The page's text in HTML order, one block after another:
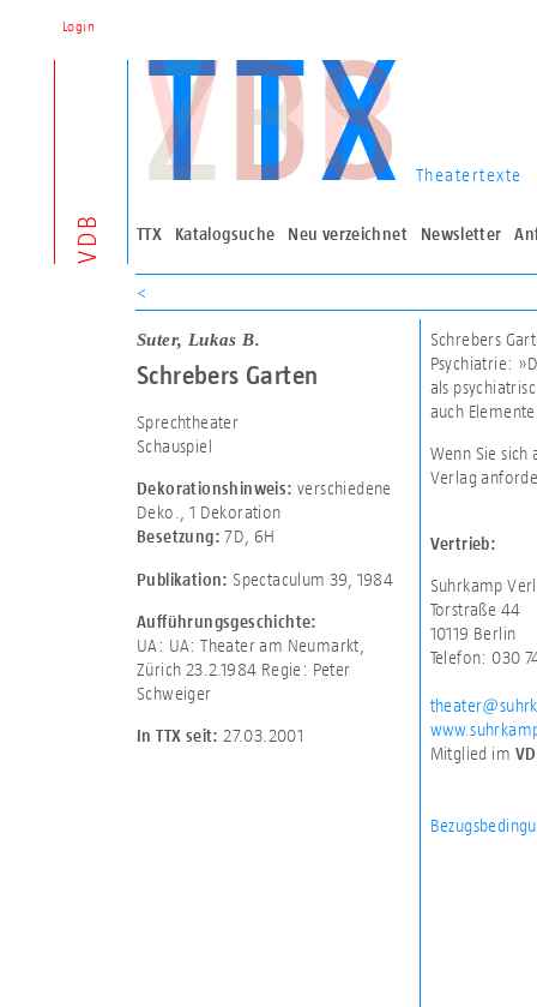
VDB
Theatertexte
TTX Katalogsuche Neu verzeichnet Newsletter
Login
<
Suter, Lukas B.
Schrebers Garten
Sprechtheater
Schauspiel
Dekorationshinweis: verschiedene
Deko.
1 Dekoration
Besetzung: 7D 6H
Publikation: Spectaculum 39, 1984
Aufführungsgeschichte:
UA: UA: Theater am Neumarkt,
Zürich 23.2.1984 Regie: Peter
Schweiger
In TTX seit: 27.03.2001
Schrebers
Psychiatrie:
als
auch
Wenn Sie sich
Verlag
Vertrieb:
Suhrkamp
Torstraße 44
10119 Berlin
Telefon: 030
Mitglied im